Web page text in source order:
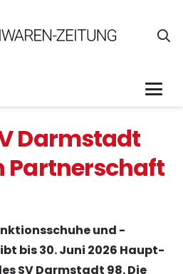
Darmstadt
Partnerschaft
und -
bis 30. Juni 2026 Haupt-
SV Darmstadt 98. Die